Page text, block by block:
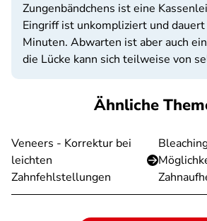
Zungenbändchens ist eine
Eingriff ist unkompliziert und
Minuten. Abwarten ist aber auch
die Lücke kann sich teilweise von
Ähnliche
Veneers - Korrektur bei
leichten
Zahnfehlstellungen